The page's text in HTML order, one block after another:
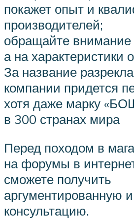
покажет опыт и
производителей;
обращайте внимание
а на характеристики
За название
компании придется
хотя даже марку
в 300 странах мира
Перед походом в
на форумы в
сможете получить
аргументированную
консультацию.